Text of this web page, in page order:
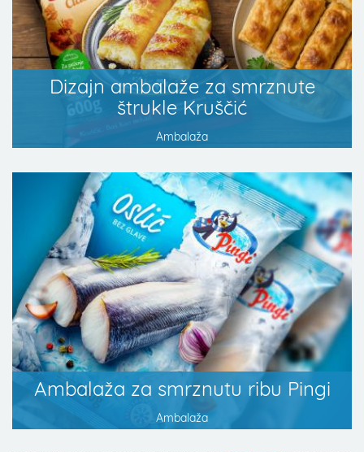
Dizajn ambalaže za smrznute
štrukle Kruščić
Ambalaža
Ambalaža za smrznutu ribu Pingi
Ambalaža